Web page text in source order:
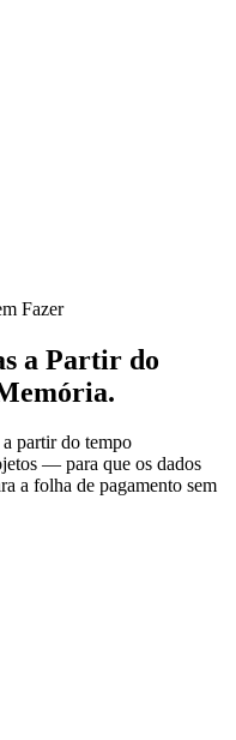
Fazer
a Partir do
partir do tempo
— para que os dados
a folha de pagamento sem